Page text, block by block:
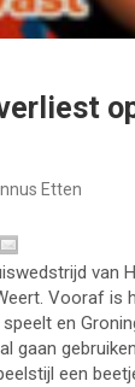
Etten
van
Vooraf is
en
gaan
een